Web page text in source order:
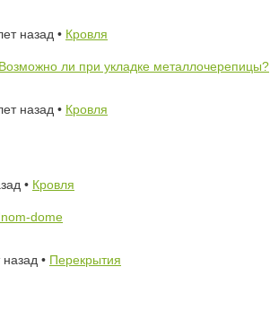
назад • Кровля
ли при укладке металлочерепицы?
назад • Кровля
• Кровля
dome
назад • Перекрытия